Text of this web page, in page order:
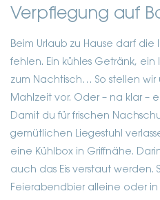
Verpflegung auf
Beim Urlaub zu Hause darf
fehlen. Ein kühles Getränk, ein
zum Nachtisch… So stellen wir
Mahlzeit vor. Oder – na klar –
Damit du für frischen
gemütlichen Liegestuhl
eine Kühlbox in Griffnähe.
auch das Eis verstaut werden.
Feierabendbier alleine oder in